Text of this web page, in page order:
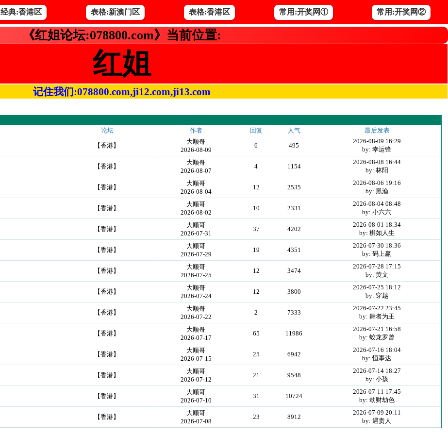
经典:香港区 表格:新澳门区 表格:香港区 常用:开奖网① 常用:开奖网②
《红姐论坛:078800.com》当前位置:
红姐
记住我们:078800.com,ji12.com,ji13.com
论坛 作者 回复 人气 最后发表
【香港】
大顺哥
2026-08-09
6 495
2026-08-09 16:29
by: 幸运锋
【香港】
大顺哥
2026-08-07
4 1154
2026-08-08 16:44
by: 林阳
【香港】
大顺哥
2026-08-04
12 2535
2026-08-06 19:16
by: 黑渔
【香港】
大顺哥
2026-08-02
10 2331
2026-08-04 08:48
by: 小六六
【香港】
大顺哥
2026-07-31
37 4202
2026-08-01 18:34
by: 棋如人生
【香港】
大顺哥
2026-07-29
19 4351
2026-07-30 18:36
by: 码上赢
【香港】
大顺哥
2026-07-25
12 3474
2026-07-28 17:15
by: 黄文
【香港】
大顺哥
2026-07-24
12 3800
2026-07-25 18:12
by: 穿越
【香港】
大顺哥
2026-07-22
2 7333
2026-07-22 23:45
by: 舞者为王
【香港】
大顺哥
2026-07-17
65 11986
2026-07-21 16:58
by: 蛟龙罗曾
【香港】
大顺哥
2026-07-15
25 6942
2026-07-16 18:04
by: 恒事达
【香港】
大顺哥
2026-07-12
21 9548
2026-07-14 18:27
by: 小孩
【香港】
大顺哥
2026-07-10
31 10724
2026-07-11 17:45
by: 劫财劫色
【香港】
大顺哥
2026-07-08
23 8912
2026-07-09 20:11
by: 遇贵人